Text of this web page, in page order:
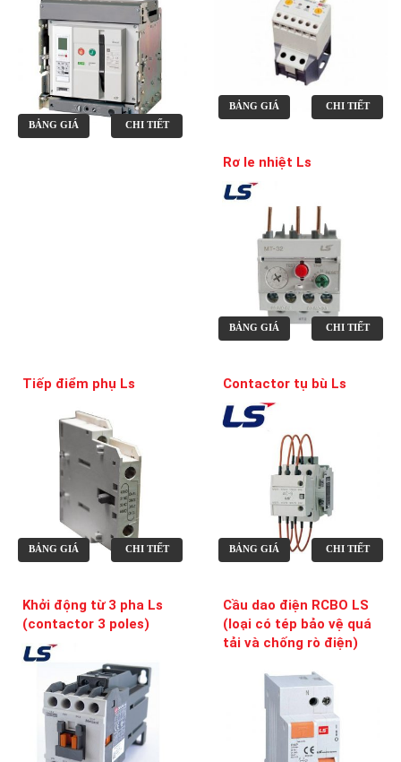
BẢNG GIÁ CHI TIẾT
BẢNG GIÁ CHI TIẾT
Rơ le nhiệt Ls
BẢNG GIÁ CHI TIẾT
Tiếp điểm phụ Ls
BẢNG GIÁ CHI TIẾT
Contactor tụ bù Ls
BẢNG GIÁ CHI TIẾT
Khởi động từ 3 pha Ls
(contactor 3 poles)
Cầu dao điện RCBO LS
(loại có tép bảo vệ quá
tải và chống rò điện)